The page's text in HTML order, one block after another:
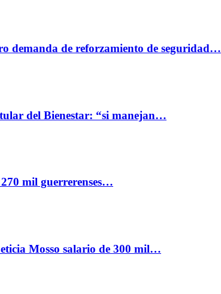
demanda de reforzamiento de seguridad…
del Bienestar: “si manejan…
mil guerrerenses…
Mosso salario de 300 mil…